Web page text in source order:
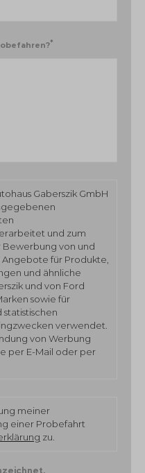
*
Gaberszik GmbH
und zum
von und
für Produkte,
und ähnliche
und von Ford
sowie für
verwendet.
von Werbung
per E-Mail oder per
meiner
einer Probefahrt
zu.